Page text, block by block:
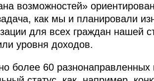
возможностей»
как мы и планировали
для всех граждан нашей
уровня доходов.
более 60 разнонаправленных